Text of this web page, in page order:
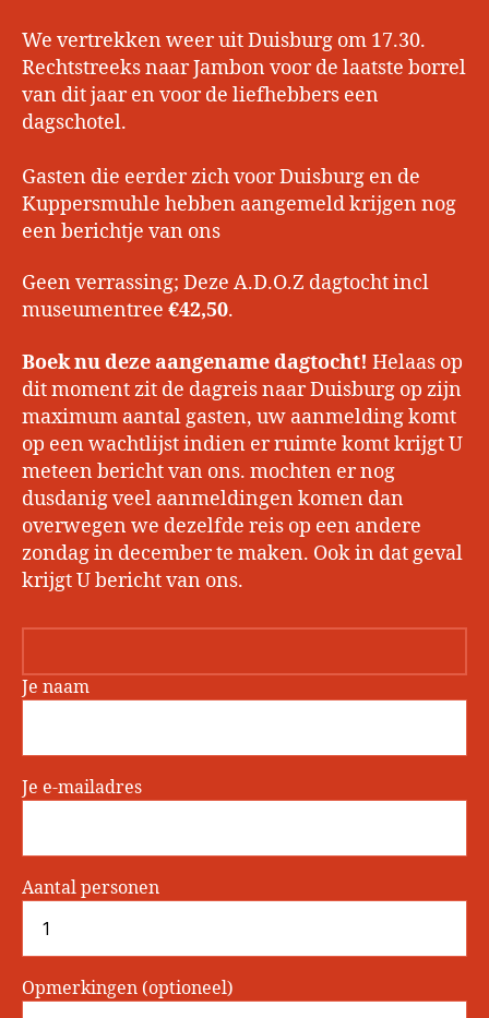
We vertrekken weer uit Duisburg om 17.30.
Rechtstreeks naar Jambon voor de laatste borrel
van dit jaar en voor de liefhebbers een
dagschotel.
Gasten die eerder zich voor Duisburg en de
Kuppersmuhle hebben aangemeld krijgen nog
een berichtje van ons
Geen verrassing; Deze A.D.O.Z dagtocht incl
museumentree €42,50.
Boek nu deze aangename dagtocht! Helaas op
dit moment zit de dagreis naar Duisburg op zijn
maximum aantal gasten, uw aanmelding komt
op een wachtlijst indien er ruimte komt krijgt U
meteen bericht van ons. mochten er nog
dusdanig veel aanmeldingen komen dan
overwegen we dezelfde reis op een andere
zondag in december te maken. Ook in dat geval
krijgt U bericht van ons.
Je naam
Je e-mailadres
Aantal personen
Opmerkingen (optioneel)